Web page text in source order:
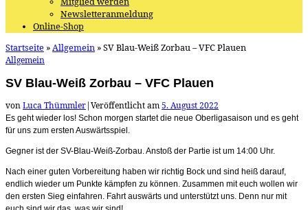
Newsletteranmeldung
Online-Shop
Startseite »Allgemein »SV Blau-Weiß Zorbau – VFC Plauen
Allgemein
SV Blau-Weiß Zorbau – VFC Plauen
vonLuca Thümmler|Veröffentlicht am5. August 2022
Es geht wieder los! Schon morgen startet die neue Oberligasaison und es geht
für uns zum ersten Auswärtsspiel.
Gegner ist der SV-Blau-Weiß-Zorbau . Anstoß der Partie ist um 14:00 Uhr.
Nach einer guten Vorbereitung haben wir richtig Bock und sind heiß darauf,
endlich wieder um Punkte kämpfen zu können. Zusammen mit euch wollen wir
den ersten Sieg einfahren. Fahrt auswärts und unterstützt uns. Denn nur mit